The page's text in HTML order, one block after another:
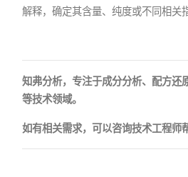
解释，确定其含量、纯度或不同相关
知弗分析，专注于成分分析、配方还
等技术领域。
如有相关需求，可以咨询技术工程师